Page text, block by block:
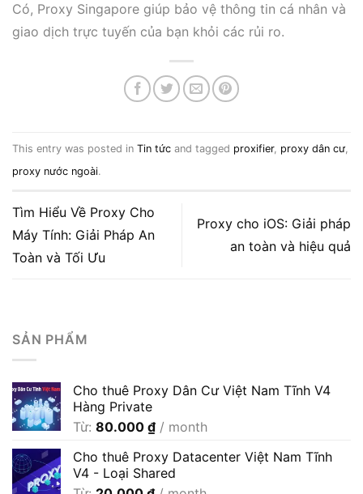
Có, Proxy Singapore giúp bảo vệ thông tin cá nhân và
giao dịch trực tuyến của bạn khỏi các rủi ro.
This entry was posted in Tin tức and tagged proxifier, proxy dân cư,
proxy nước ngoài.
Tìm Hiểu Về Proxy Cho
Máy Tính: Giải Pháp An
Toàn và Tối Ưu
Proxy cho iOS: Giải pháp
an toàn và hiệu quả
SẢN PHẨM
Cho thuê Proxy Dân Cư Việt Nam Tĩnh V4
Hàng Private
Từ: 80.000 ₫ / month
Cho thuê Proxy Datacenter Việt Nam Tĩnh
V4 - Loại Shared